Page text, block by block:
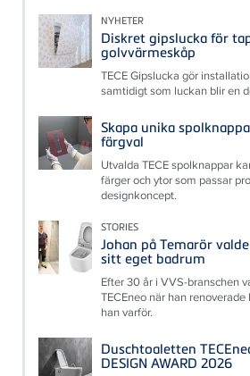
NYHETER
Diskret gipslucka för
golvvärmeskåp
TECE Gipslucka gör
samtidigt som luckan blir en
Skapa unika
färgval
Utvalda TECE spolknappar
färger och ytor som passar
designkoncept.
STORIES
Johan på Temarör
sitt eget badrum
Efter 30 år i VVS-branschen
TECEneo när han
han varför.
Duschtoaletten
DESIGN AWARD 2026